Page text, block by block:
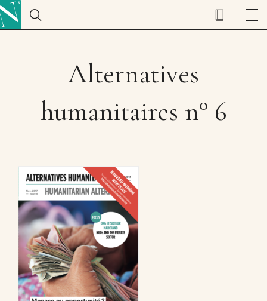
Alternatives
humanitaires n° 6